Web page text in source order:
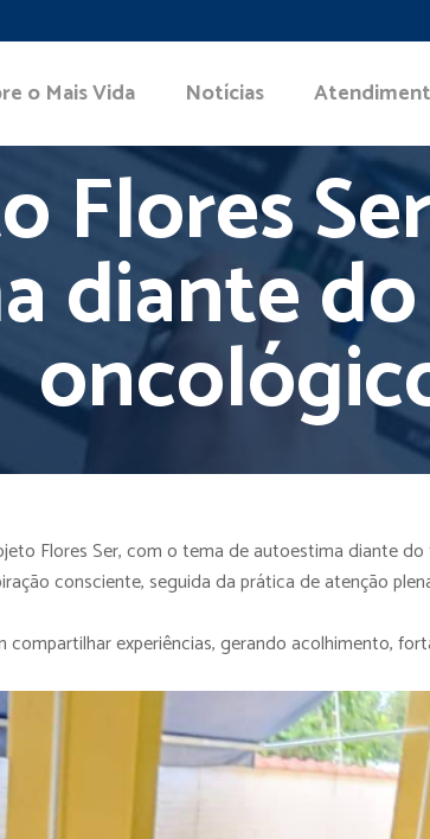
o Mais Vida Notícias
Flores
diante
Flores Ser, com o tema de autoestima diante
consciente, seguida da prática de atenção
experiências, gerando acolhimento,